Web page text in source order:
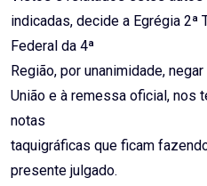
indicadas, decide a Egrégia 2ª
Federal da 4ª
Região, por unanimidade,
União e à remessa oficial, nos
notas
taquigráficas que ficam
presente julgado.